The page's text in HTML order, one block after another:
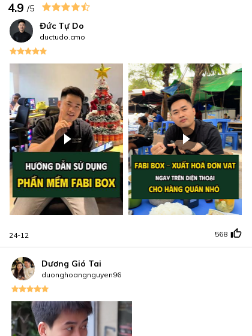
24-12 568
/5
4.9
Đức Tự Do
ductudo.cmo
Dương Gió Tai
duonghoangnguyen96